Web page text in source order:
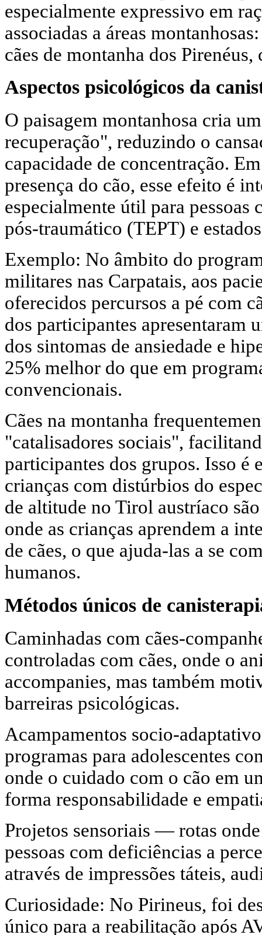
especialmente expressivo em
associadas a áreas
cães de montanha dos Pirenéus,
Aspectos psicológicos da
O paisagem montanhosa cria
recuperação", reduzindo o
capacidade de concentração.
presença do cão, esse efeito é
especialmente útil para pessoas
pós-traumático (TEPT) e
Exemplo: No âmbito do
militares nas Carpatais, aos
oferecidos percursos a pé com
dos participantes apresentaram
dos sintomas de ansiedade e
25% melhor do que em
convencionais.
Cães na montanha
"catalisadores sociais",
participantes dos grupos. Isso é
crianças com distúrbios do
de altitude no Tirol austríaco
onde as crianças aprendem a
de cães, o que ajuda-las a se
humanos.
Métodos únicos de
Caminhadas com cães-
controladas com cães, onde o
accompanies, mas também
barreiras psicológicas.
Acampamentos socio-
programas para adolescentes
onde o cuidado com o cão em
forma responsabilidade e
Projetos sensoriais — rotas
pessoas com deficiências a
através de impressões táteis,
Curiosidade: No Pirineus, foi
único para a reabilitação após